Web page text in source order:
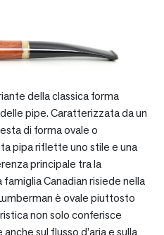
della classica forma
pipe. Caratterizzata da un
di forma ovale o
pipa riflette uno stile e una
principale tra la
Canadian risiede nella
è ovale piuttosto
non solo conferisce
sul flusso d’aria e sulla